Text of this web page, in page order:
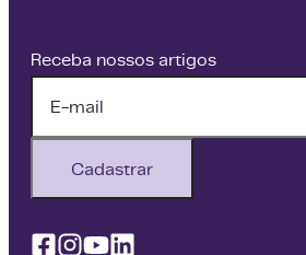
Receba nossos artigos
Cadastrar
Facebook
Instagram
YoutubeLinkedin